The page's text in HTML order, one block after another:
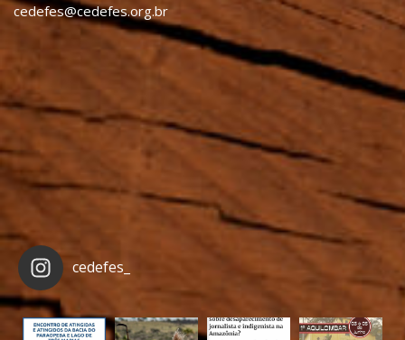
cedefes@cedefes.org.br
cedefes_